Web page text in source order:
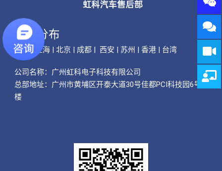
公司分布
广州 | 上海 | 北京 | 成都 | 西安 | 苏州 | 香港 | 台湾
公司名称： 广州虹科电子科技有限公司
总部地址：广州市黄埔区开泰大道30号佳都PCI科技园6号
楼